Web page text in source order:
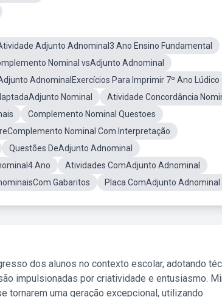
Adjunto Adnominal3 Ano Ensino Fundamental
Nominal vsAdjunto Adnominal
AdnominalExercícios Para Imprimir 7º Ano Lúdico
Nominal
Atividade Concordância
Complemento Nominal Questoes
Nominal Com Interpretação
Questões DeAdjunto Adnominal
Ano
Atividades ComAdjunto Adnominal
Gabaritos Placa ComAdjunto Adnominal
dos alunos no contexto escolar, adotando
impulsionadas por criatividade e entusiasmo.
tornarem uma geração excepcional, utilizando